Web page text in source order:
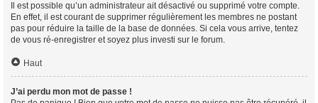
Il est possible qu’un administrateur ait désactivé ou supprimé votre compte.
En effet, il est courant de supprimer régulièrement les membres ne postant
pas pour réduire la taille de la base de données. Si cela vous arrive, tentez
de vous ré-enregistrer et soyez plus investi sur le forum.
Haut
J’ai perdu mon mot de passe !